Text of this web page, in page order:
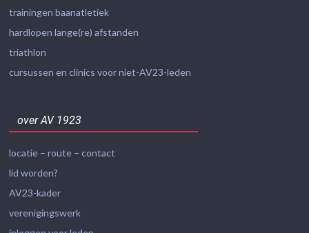
trainingen baanatletiek
hardlopen lange(re) afstanden
triathlon
cursussen en clinics voor niet-AV23-leden
over AV 1923
locatie – route – contact
lid worden?
AV23-kader
verenigingswerk